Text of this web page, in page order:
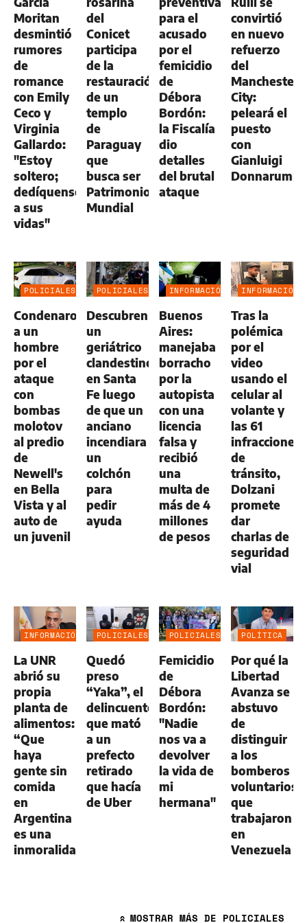
Moritan
desmintió
rumores
de
romance
con Emily
Ceco y
Virginia
Gallardo:
"Estoy
soltero;
dedíquense
a sus
vidas"
del
Conicet
participa
de la
restauración
de un
templo
de
Paraguay
que
busca ser
Patrimonio
Mundial
para el
acusado
por el
femicidio
de
Débora
Bordón:
la Fiscalía
dio
detalles
del brutal
ataque
convirtió
en nuevo
refuerzo
del
Manchester
City:
peleará el
puesto
con
Gianluigi
POLICIALES
Condenaron
a un
hombre
por el
ataque
con
bombas
molotov
al predio
de
Newell's
en Bella
Vista y al
auto de
un juvenil
POLICIALES
Descubren
un
geriátrico
clandestino
en Santa
Fe luego
de que un
anciano
incendiara
un
colchón
para
pedir
ayuda
INFORMACIÓN
Buenos
Aires:
manejaba
borracho
por la
autopista
con una
licencia
falsa y
recibió
una
multa de
más de 4
millones
de pesos
INFORMACIÓN
Tras la
polémica
por el
video
usando el
celular al
volante y
las 61
infracciones
de
tránsito,
Dolzani
promete
dar
charlas de
seguridad
vial
INFORMACIÓN
La UNR
abrió su
propia
planta de
alimentos:
“Que
haya
gente sin
comida
en
Argentina
es una
inmoralidad”
POLICIALES
Quedó
preso
“Yaka”, el
delincuente
que mató
a un
prefecto
retirado
que hacía
de Uber
POLICIALES
Femicidio
de
Débora
Bordón:
"Nadie
nos va a
devolver
la vida de
mi
hermana"
POLÍTICA
Por qué la
Libertad
Avanza se
abstuvo
de
distinguir
a los
bomberos
voluntarios
que
trabajaron
en
Venezuela
» MOSTRAR MÁS DE POLICIALES